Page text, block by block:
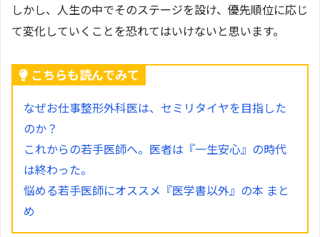
しかし、人生の中でそのステージを設け、優先順位に応じ
て変化していくことを恐れてはいけないと思います。
こちらも読んでみて
なぜお仕事整形外科医は、セミリタイヤを目指した
のか？
これからの若手医師へ。医者は『一生安心』の時代
は終わった。
悩める若手医師にオススメ『医学書以外』の本 まと
め